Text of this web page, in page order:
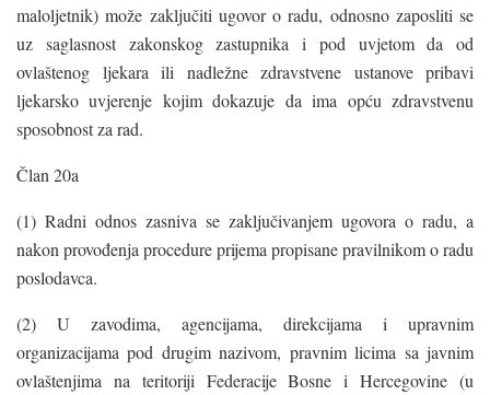
maloljetnik) može zaključiti ugovor o radu, odnosno zaposliti se
uz saglasnost zakonskog zastupnika i pod uvjetom da od
ovlaštenog ljekara ili nadležne zdravstvene ustanove pribavi
ljekarsko uvjerenje kojim dokazuje da ima opću zdravstvenu
sposobnost za rad.
Član 20a
(1) Radni odnos zasniva se zaključivanjem ugovora o radu, a
nakon provođenja procedure prijema propisane pravilnikom o radu
poslodavca.
(2) U zavodima, agencijama, direkcijama i upravnim
organizacijama pod drugim nazivom, pravnim licima sa javnim
ovlaštenjima na teritoriji Federacije Bosne i Hercegovine (u